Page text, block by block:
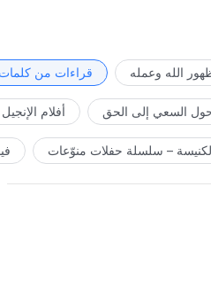
قراءات من كلمات
أفلام الإنجيل
– سلسلة حفلات منوّعات